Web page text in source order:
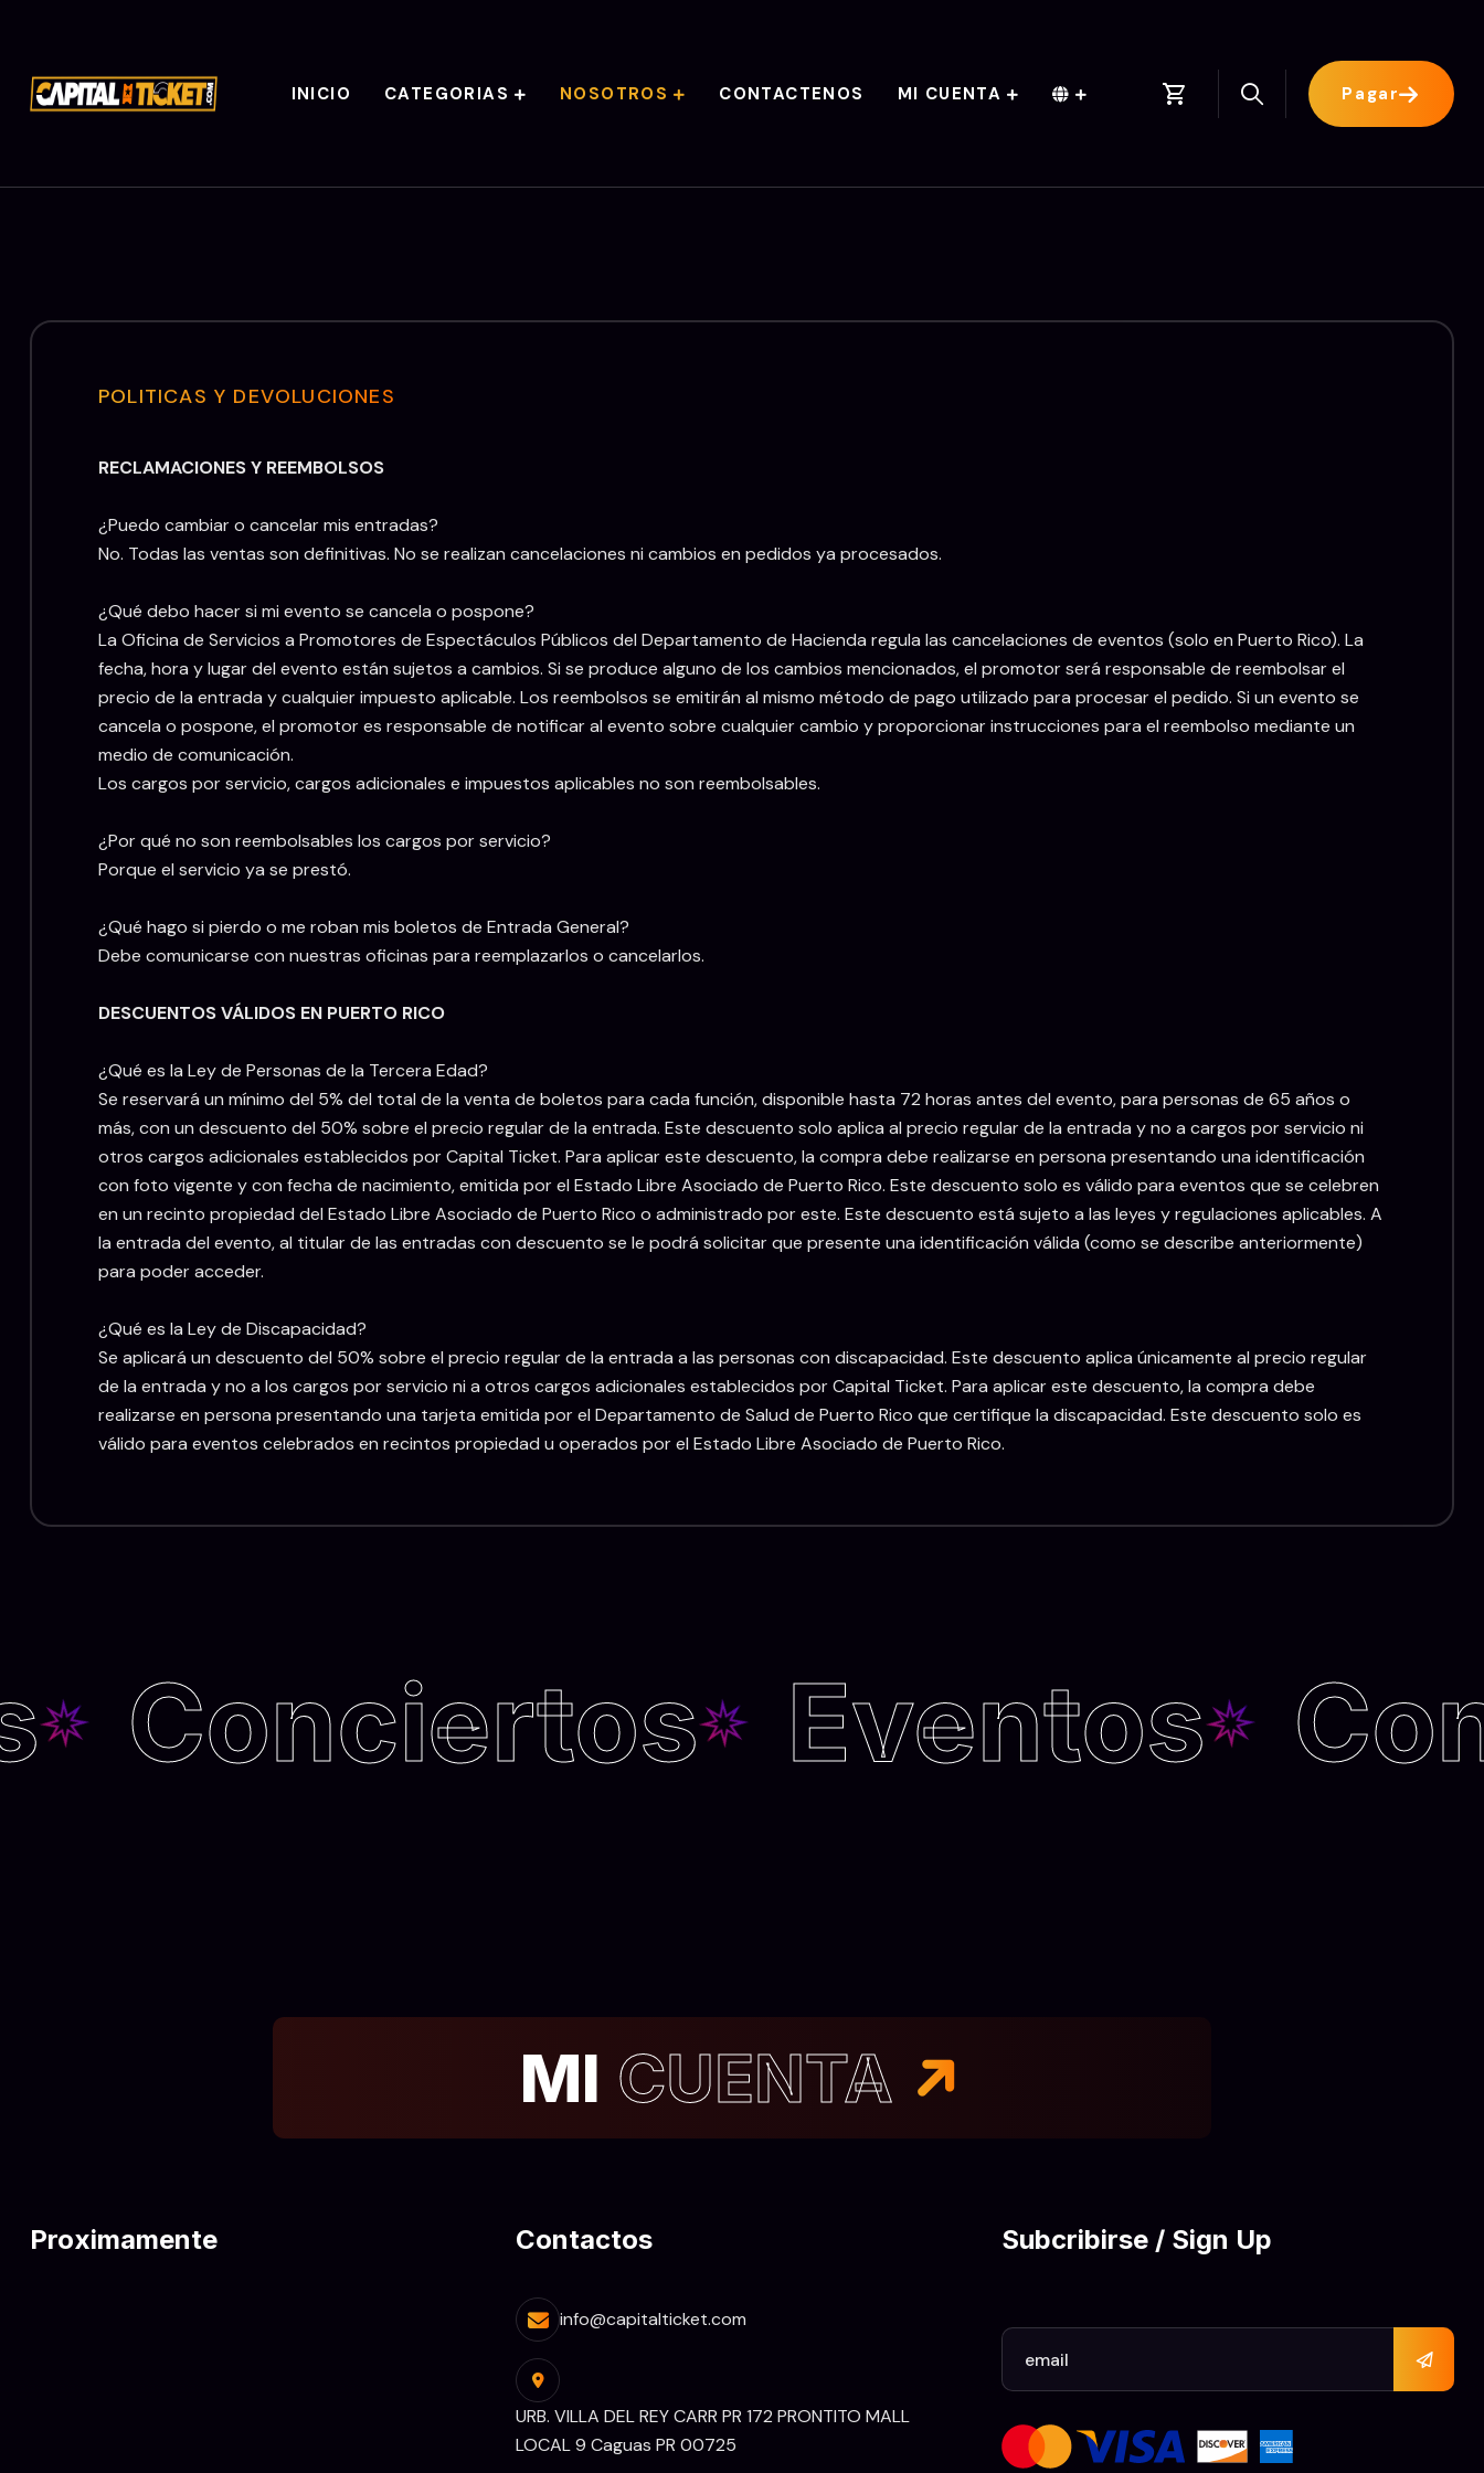
INICIO CATEGORIAS NOSOTROS CONTACTENOS MI CUENTA Pagar
POLITICAS Y DEVOLUCIONES
RECLAMACIONES Y REEMBOLSOS
¿Puedo cambiar o cancelar mis entradas?
No. Todas las ventas son definitivas. No se realizan cancelaciones ni cambios en pedidos ya procesados.
¿Qué debo hacer si mi evento se cancela o pospone?
La Oficina de Servicios a Promotores de Espectáculos Públicos del Departamento de Hacienda regula las cancelaciones de eventos (solo en Puerto Rico). La
fecha, hora y lugar del evento están sujetos a cambios. Si se produce alguno de los cambios mencionados, el promotor será responsable de reembolsar el
precio de la entrada y cualquier impuesto aplicable. Los reembolsos se emitirán al mismo método de pago utilizado para procesar el pedido. Si un evento se
cancela o pospone, el promotor es responsable de notificar al evento sobre cualquier cambio y proporcionar instrucciones para el reembolso mediante un
medio de comunicación.
Los cargos por servicio, cargos adicionales e impuestos aplicables no son reembolsables.
¿Por qué no son reembolsables los cargos por servicio?
Porque el servicio ya se prestó.
¿Qué hago si pierdo o me roban mis boletos de Entrada General?
Debe comunicarse con nuestras oficinas para reemplazarlos o cancelarlos.
DESCUENTOS VÁLIDOS EN PUERTO RICO
¿Qué es la Ley de Personas de la Tercera Edad?
Se reservará un mínimo del 5% del total de la venta de boletos para cada función, disponible hasta 72 horas antes del evento, para personas de 65 años o
más, con un descuento del 50% sobre el precio regular de la entrada. Este descuento solo aplica al precio regular de la entrada y no a cargos por servicio ni
otros cargos adicionales establecidos por Capital Ticket. Para aplicar este descuento, la compra debe realizarse en persona presentando una identificación
con foto vigente y con fecha de nacimiento, emitida por el Estado Libre Asociado de Puerto Rico. Este descuento solo es válido para eventos que se celebren
en un recinto propiedad del Estado Libre Asociado de Puerto Rico o administrado por este. Este descuento está sujeto a las leyes y regulaciones aplicables. A
la entrada del evento, al titular de las entradas con descuento se le podrá solicitar que presente una identificación válida (como se describe anteriormente)
para poder acceder.
¿Qué es la Ley de Discapacidad?
Se aplicará un descuento del 50% sobre el precio regular de la entrada a las personas con discapacidad. Este descuento aplica únicamente al precio regular
de la entrada y no a los cargos por servicio ni a otros cargos adicionales establecidos por Capital Ticket. Para aplicar este descuento, la compra debe
realizarse en persona presentando una tarjeta emitida por el Departamento de Salud de Puerto Rico que certifique la discapacidad. Este descuento solo es
válido para eventos celebrados en recintos propiedad u operados por el Estado Libre Asociado de Puerto Rico.
Conciertos Eventos
MI CUENTA
Proximamente Contactos
info@capitalticket.com
URB. VILLA DEL REY CARR PR 172 PRONTITO MALL
LOCAL 9 Caguas PR 00725
Subcribirse / Sign Up